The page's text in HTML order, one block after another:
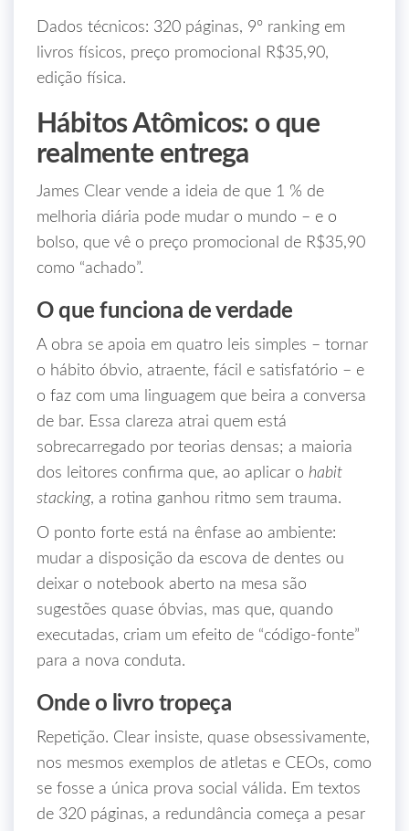
Dados técnicos: 320 páginas, 9º ranking em
livros físicos, preço promocional R$35,90,
edição física.
Hábitos Atômicos: o que
realmente entrega
James Clear vende a ideia de que 1 % de
melhoria diária pode mudar o mundo – e o
bolso, que vê o preço promocional de R$35,90
como “achado”.
O que funciona de verdade
A obra se apoia em quatro leis simples – tornar
o hábito óbvio, atraente, fácil e satisfatório – e
o faz com uma linguagem que beira a conversa
de bar. Essa clareza atrai quem está
sobrecarregado por teorias densas; a maioria
dos leitores confirma que, ao aplicar o habit
stacking, a rotina ganhou ritmo sem trauma.
O ponto forte está na ênfase ao ambiente:
mudar a disposição da escova de dentes ou
deixar o notebook aberto na mesa são
sugestões quase óbvias, mas que, quando
executadas, criam um efeito de “código‑fonte”
para a nova conduta.
Onde o livro tropeça
Repetição. Clear insiste, quase obsessivamente,
nos mesmos exemplos de atletas e CEOs, como
se fosse a única prova social válida. Em textos
de 320 páginas, a redundância começa a pesar